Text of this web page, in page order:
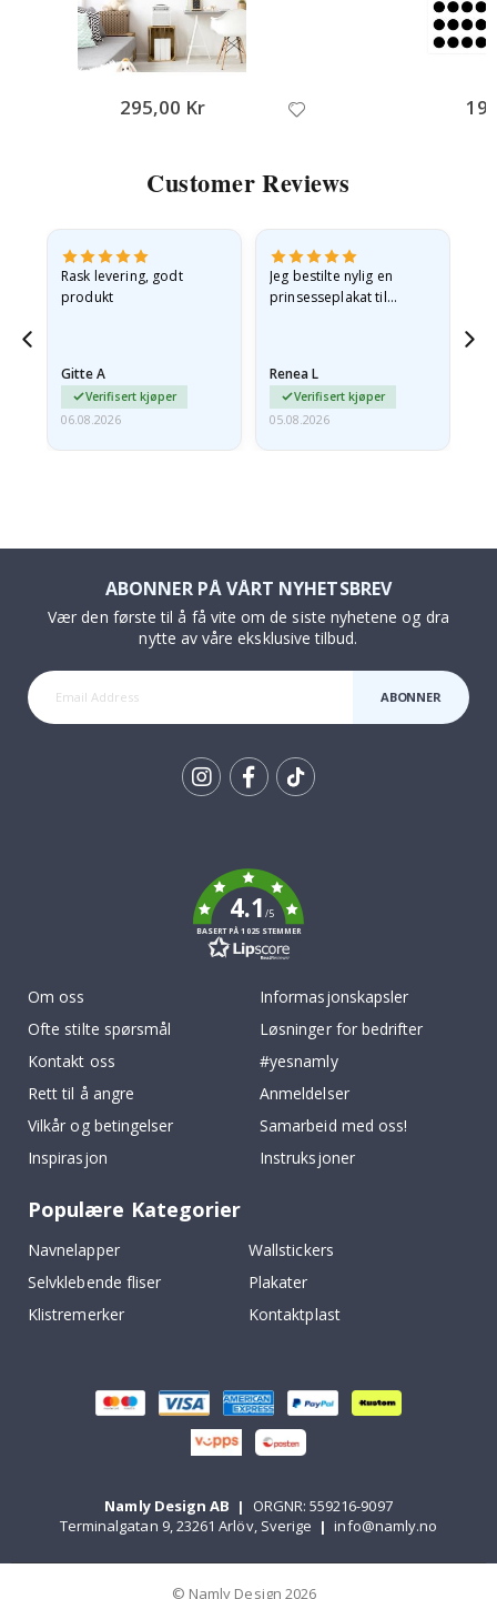
295,00 Kr
Customer Reviews
Rask levering, godt
produkt
Gitte A
Verifisert kjøper
06.08.2026
Jeg bestilte nylig en
prinsesseplakat til
e-post…
Renea L
Verifisert kjøper
05.08.2026
ABONNER PÅ VÅRT NYHETSBREV
Vær den første til å få vite om de siste nyhetene og dra
nytte av våre eksklusive tilbud.
ABONNER
4.1/5
BASERT PÅ 1025 STEMMER
Om oss
Ofte stilte spørsmål
Kontakt oss
Rett til å angre
Vilkår og betingelser
Inspirasjon
Informasjonskapsler
Løsninger for bedrifter
#yesnamly
Anmeldelser
Samarbeid med oss!
Instruksjoner
Populære Kategorier
Navnelapper
Wallstickers
Selvklebende fliser
Plakater
Klistremerker
Kontaktplast
Namly Design AB |
ORGNR: 559216-9097
Terminalgatan 9, 23261 Arlöv, Sverige | info@namly.no
© Namly Design 2026